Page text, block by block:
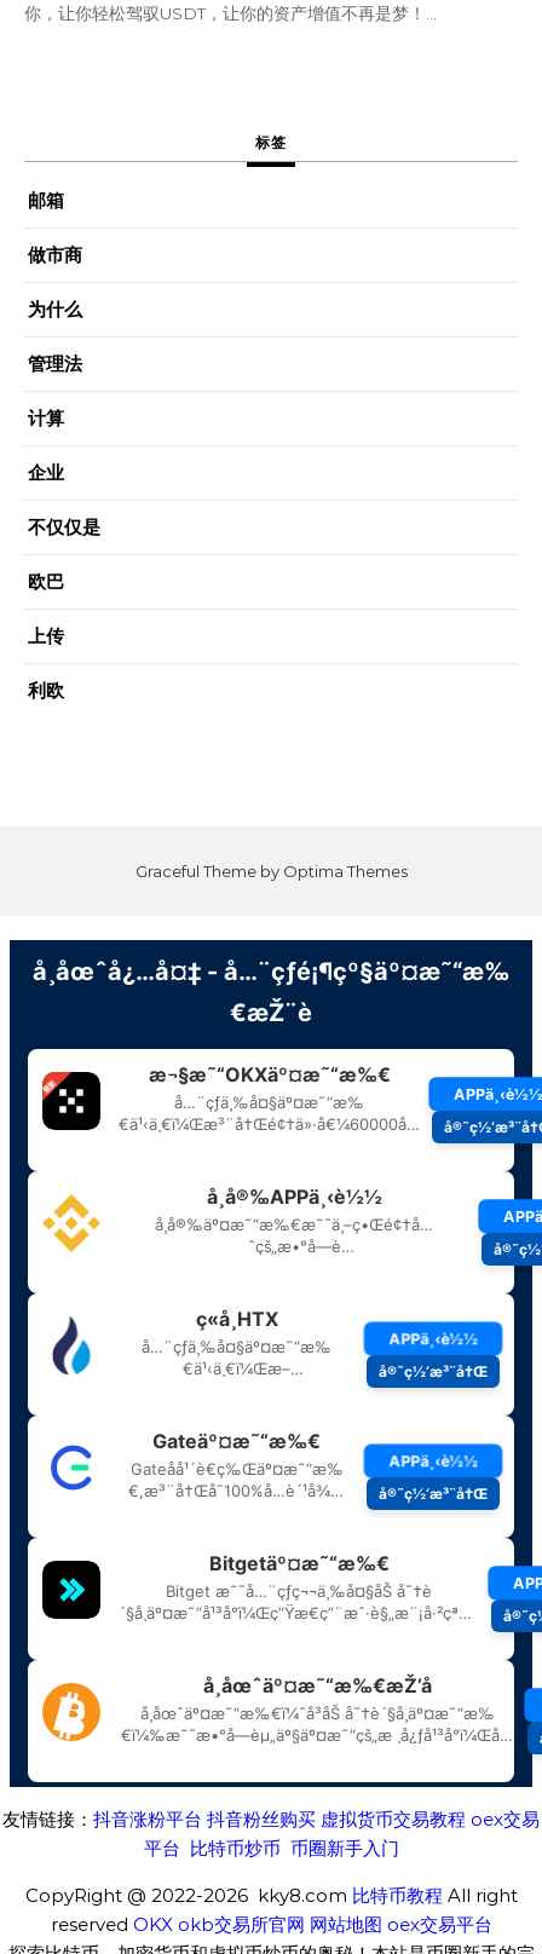
你，让你轻松驾驭USDT，让你的资产增值不再是梦！...
标签
邮箱
做市商
为什么
管理法
计算
企业
不仅仅是
欧巴
上传
利欧
Graceful Theme by Optima Themes
友情链接： 抖音涨粉平台 抖音粉丝购买 虚拟货币交易教程 oex交易
平台 比特币炒币 币圈新手入门
CopyRight @ 2022-2026 kky8.com 比特币教程 All right
reserved OKX okb交易所官网 网站地图 oex交易平台